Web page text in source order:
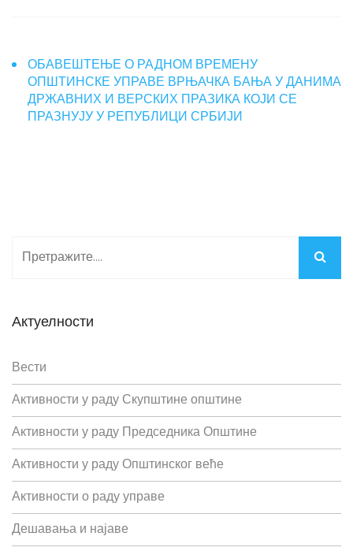
ОБАВЕШТЕЊЕ О РАДНОМ ВРЕМЕНУ
ОПШТИНСКЕ УПРАВЕ ВРЊАЧКА БАЊА У ДАНИМА
ДРЖАВНИХ И ВЕРСКИХ ПРАЗИКА КОЈИ СЕ
ПРАЗНУЈУ У РЕПУБЛИЦИ СРБИЈИ
Актуелности
Вести
Активности у раду Скупштине општине
Активности у раду Председника Општине
Активности у раду Општинског веће
Активности о раду управе
Дешавања и најаве